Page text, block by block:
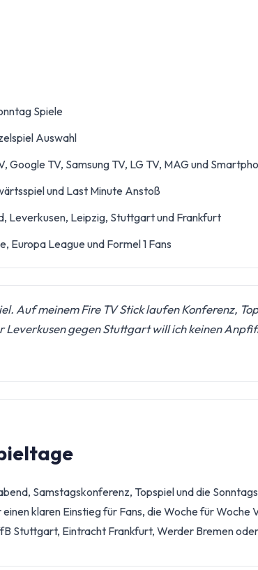
Spiele
Auswahl
Google TV, Samsung TV, LG TV, MAG und
und Last Minute Anstoß
Leverkusen, Leipzig, Stuttgart und Frankfurt
Europa League und Formel 1 Fans
Auf meinem Fire TV Stick laufen Konferenz,
Leverkusen gegen Stuttgart will ich keinen
Samstagskonferenz, Topspiel und die
klaren Einstieg für Fans, die Woche für Woche
Stuttgart, Eintracht Frankfurt, Werder Bremen